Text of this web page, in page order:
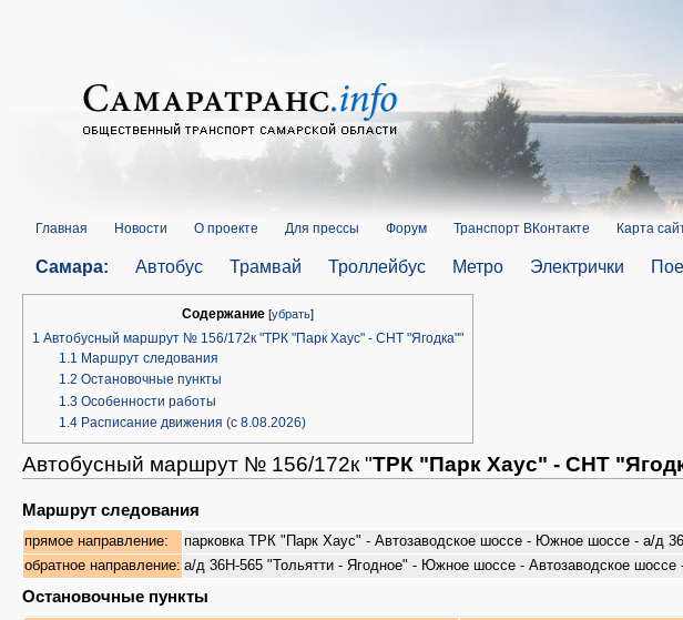
Главная Новости О проекте Для прессы Форум Транспорт ВКонтакте Карта
Самара: Автобус Трамвай Троллейбус Метро Электрички
Содержание [убрать]
1 Автобусный маршрут № 156/172к "ТРК "Парк Хаус" - СНТ "Ягодка""
1.1 Маршрут следования
1.2 Остановочные пункты
1.3 Особенности работы
1.4 Расписание движения (с 8.08.2026)
Автобусный маршрут № 156/172к "ТРК "Парк Хаус" - СНТ
Маршрут следования
прямое направление:
парковка ТРК "Парк Хаус" - Автозаводское шоссе - Южное шоссе - а/д
обратное направление: а/д 36Н-565 "Тольятти - Ягодное" - Южное шоссе - Автозаводское шоссе
Остановочные пункты